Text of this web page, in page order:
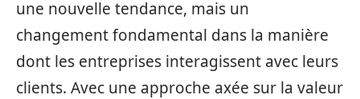
une nouvelle tendance, mais un
changement fondamental dans la manière
dont les entreprises interagissent avec leurs
clients. Avec une approche axée sur la valeur